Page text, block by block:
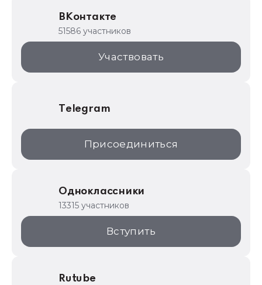
1С:Торговая площадка
ВКонтакте
51586 участников
Участвовать
Telegram
Присоединиться
Одноклассники
13315 участников
Вступить
Rutube